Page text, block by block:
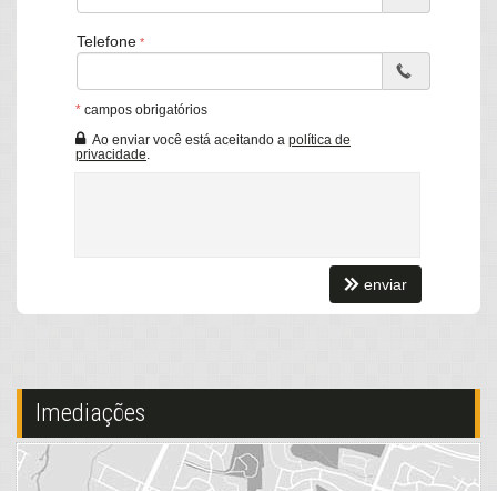
Avenida Vereador Domingos Fonseca, nº 48
Praia do Estaleirinho
Balneário Camboriú /SC
ver mapa abaixo
Telefone
* campos obrigatórios
Ao enviar você está aceitando a política de
privacidade
enviar
Imediações